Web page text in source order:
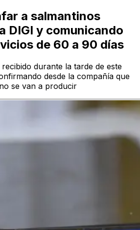
a salmantinos
DIGI y comunicando
de 60 a 90 días
durante la tarde de este
desde la compañía que
se van a producir